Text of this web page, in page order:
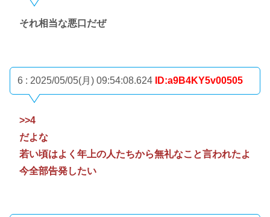
それ相当な悪口だぜ
6 : 2025/05/05(月) 09:54:08.624 ID:a9B4KY5v00505
>>4
だよな
若い頃はよく年上の人たちから無礼なこと言われたよ
今全部告発したい